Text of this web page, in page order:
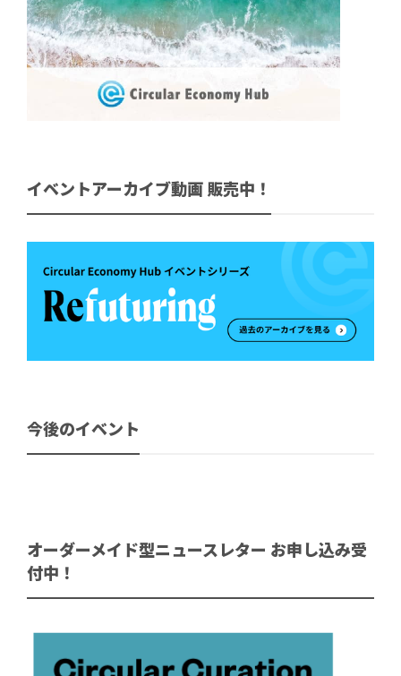
イベントアーカイブ動画 販売中！
今後のイベント
オーダーメイド型ニュースレター お申し込み受
付中！